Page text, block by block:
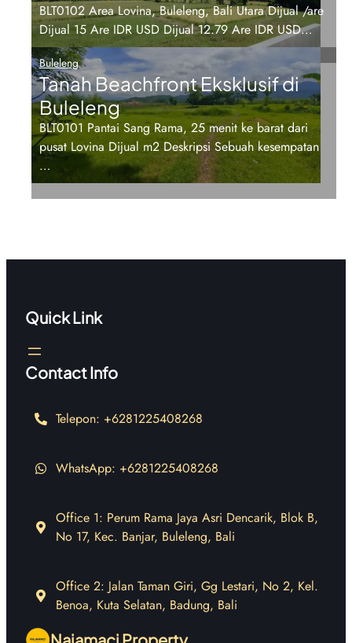
BLT0102 Area Lovina, Buleleng, Bali Utara Dijual /are
Dijual 15 Are IDR USD Dijual 12.79 Are IDR USD…
Buleleng
Tanah Beachfront Eksklusif di
Buleleng
BLT0101 Pantai Sang Rama, 25 menit ke barat dari
pusat Lovina Dijual m2 Deskripsi Sebuah kesempatan
…
Quick Link
Contact Info
Telepon: +6281225408268
WhatsApp: +6281225408268
Office 1: Perum Rama Jaya Asri Dencarik, Blok B,
No 17, Kec. Banjar, Buleleng, Bali
Office 2: Jalan Taman Giri, Gg Lestari, No 2, Kel.
Benoa, Kuta Selatan, Badung, Bali